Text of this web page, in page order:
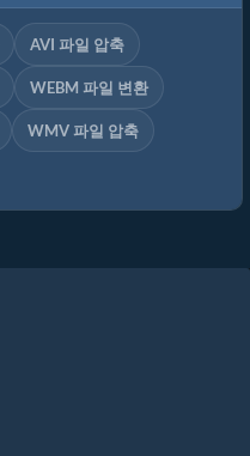
AVI 파일 압축
WEBM 파일 변환
WMV 파일 압축